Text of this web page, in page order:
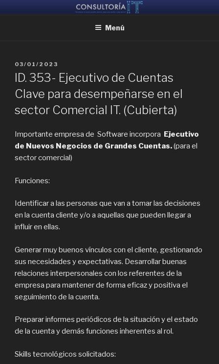
al
CONSULTORIA IT
Ayudamos a reunir grandes mentes, para que puedan crear juntas
Menú
PUBLICADO
EL
03/01/2023
ID. 353- Ejecutivo de Cuentas
Clave para desempeñarse en el
sector Comercial IT. (Cubierta)
Importante empresa de Software incorpora Ejecutivo
de Nuevos Negocios de Grandes Cuentas.(para el
sector comercial)
Funciones:
Identificar a las personas que van a tomar las decisiones
en la cuenta cliente y/o a aquellas que pueden llegar a
influir en ellas.
Generar muy buenos vínculos con el cliente, gestionando
sus necesidades y expectativas. Desarrollar buenas
relaciones interpersonales con los referentes de la
empresa para mantener de forma eficaz y positiva el
seguimiento de la cuenta.
Preparar informes periódicos de la situación y el estado
de la cuenta y demás funciones inherentes al rol.
Skills tecnológicos solicitados: